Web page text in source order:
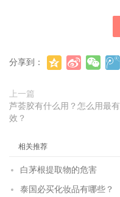
分享到：
上一篇
芦荟胶有什么用？怎么用最有
效？
相关推荐
白茅根提取物的危害
泰国必买化妆品有哪些？